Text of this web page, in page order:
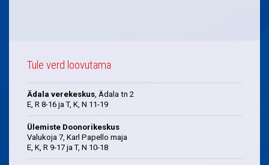
Tule verd loovutama
Ädala verekeskus, Ädala tn 2
E, R 8-16 ja T, K, N 11-19
Ülemiste Doonorikeskus
Valukoja 7, Karl Papello maja
E, K, R 9-17 ja T, N 10-18